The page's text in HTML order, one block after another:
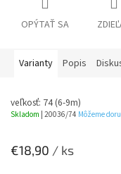
OPÝTAŤ SA
Varianty Popis
veľkosť: 74 (6-9m)
Skladom | 20036/74 Môžeme
€18,90 / ks